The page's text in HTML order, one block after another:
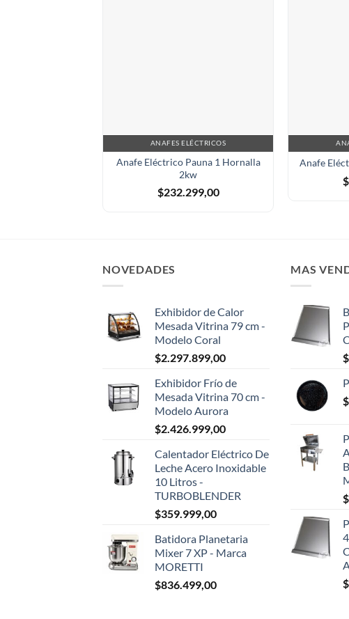
ANAFES ELÉCTRICOS
Anafe Eléctrico Pauna 1 Hornalla
2kw
$232.299,00
Anafe
$
NOVEDADES
Exhibidor de Calor
Mesada Vitrina 79 cm -
Modelo Coral
$2.297.899,00
Exhibidor Frío de
Mesada Vitrina 70 cm -
Modelo Aurora
$2.426.999,00
Calentador Eléctrico De
Leche Acero Inoxidable
10 Litros -
TURBOBLENDER
$359.999,00
Batidora Planetaria
Mixer 7 XP - Marca
MORETTI
$836.499,00
MAS
$
$
$
$